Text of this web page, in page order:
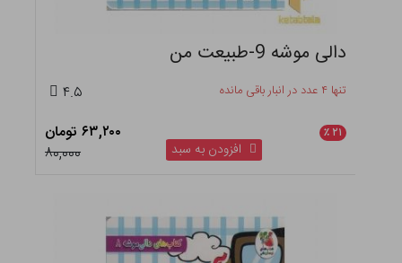
دالی موشه 9-طبیعت من
تنها ۴ عدد در انبار باقی مانده ۴.۵
۲۱ ٪
۶۳,۲۰۰ تومان
۸۰,۰۰۰
افزودن به سبد